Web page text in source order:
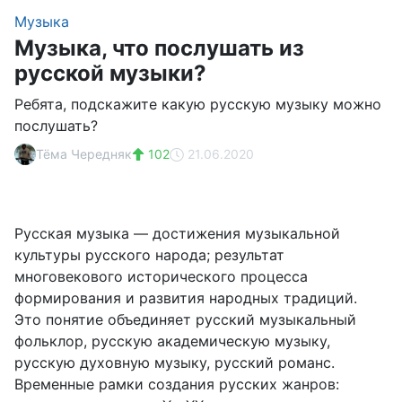
Музыка
Музыка, что послушать из
русской музыки?
Ребята, подскажите какую русскую музыку можно
послушать?
Тёма Чередняк 102 21.06.2020
Русская музыка — достижения музыкальной
культуры русского народа; результат
многовекового исторического процесса
формирования и развития народных традиций.
Это понятие объединяет русский музыкальный
фольклор, русскую академическую музыку,
русскую духовную музыку, русский романс.
Временные рамки создания русских жанров: